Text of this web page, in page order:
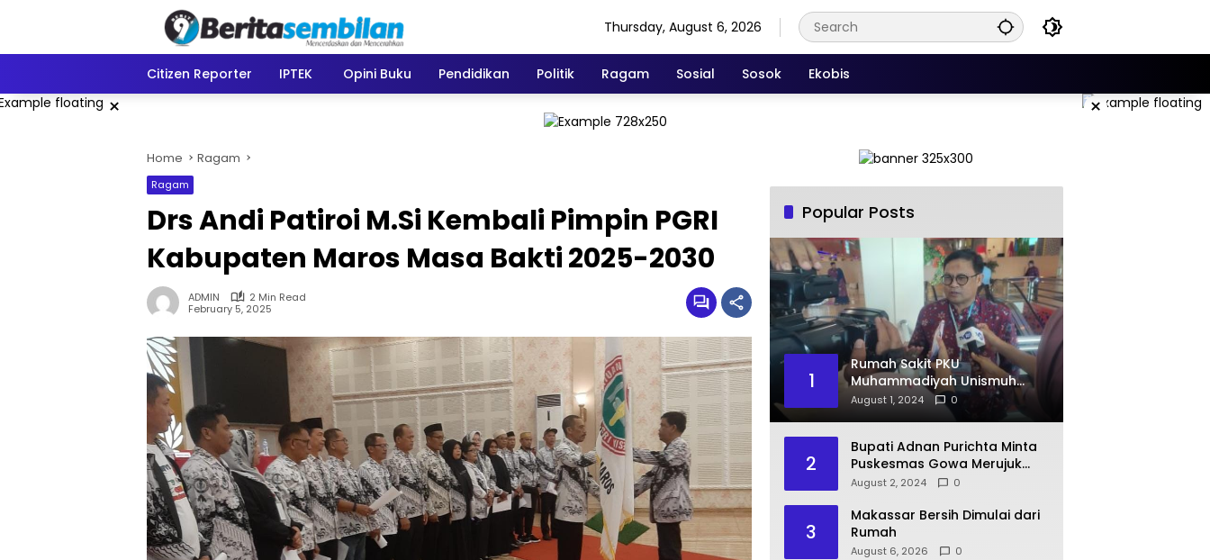
Thursday, August 6, 2026
Citizen Reporter IPTEK Opini Buku Pendidikan Politik Ragam Sosial Sosok Ekobis
× ×
Home Ragam
Ragam
Drs Andi Patiroi M.Si Kembali Pimpin PGRI
Kabupaten Maros Masa Bakti 2025-2030
ADMIN
2 Min Read
February 5, 2025
Popular Posts
1
Rumah Sakit PKU
Muhammadiyah Unismuh
Makassar Resmi Terima
August 1, 2024 0
2
Bupati Adnan Purichta Minta
Puskesmas Gowa Merujuk
Pasien BPJS ke RS PKU
Makassar
August 2, 2024 0
3
Makassar Bersih Dimulai dari
Rumah
August 6, 2026 0